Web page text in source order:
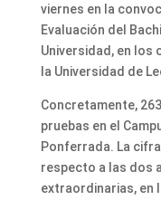
viernes en la
Evaluación del
Universidad, en los
la Universidad de
Concretamente,
pruebas en el
Ponferrada. La
respecto a las dos
extraordinarias, en